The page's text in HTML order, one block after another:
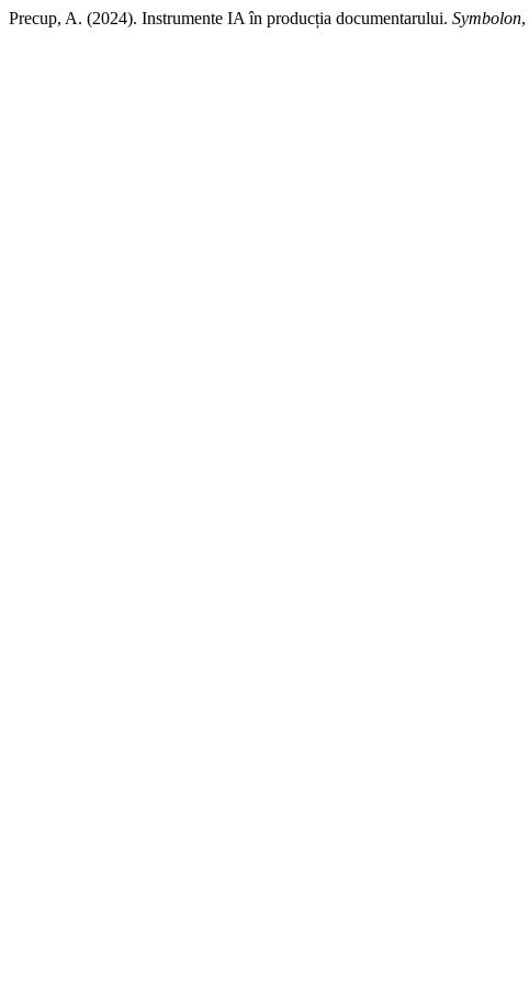
Precup, A. (2024). Instrumente IA în producția documentarului. Symbolon,